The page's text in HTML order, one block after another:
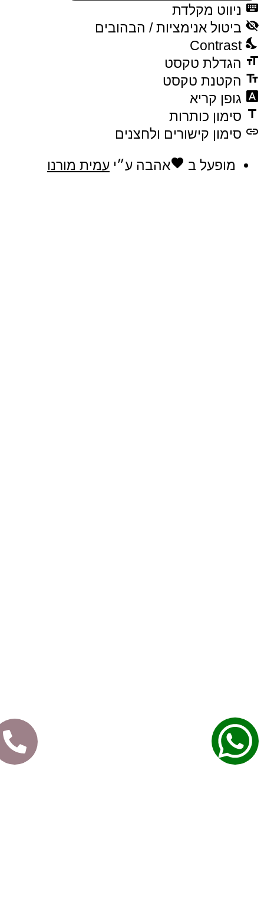
keyboard ניווט מקלדת
visibility_off ביטול אנימציות / הבהובים
nights_stay
Contrast
format_size הגדלת טקסט
text_fields הקטנת טקסט
font_download גופן קריא
title סימון כותרות
link סימון קישורים ולחצנים
מופעל ב favoriteאהבהע״י עמית מורנו